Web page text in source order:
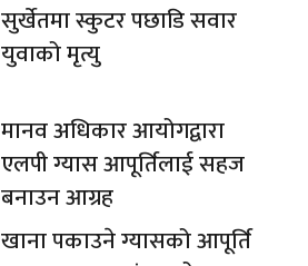
सुर्खेतमा स्कुटर पछाडि सवार
युवाको मृत्यु
मानव अधिकार आयोगद्वारा
एलपी ग्यास आपूर्तिलाई सहज
बनाउन आग्रह
खाना पकाउने ग्यासको आपूर्ति